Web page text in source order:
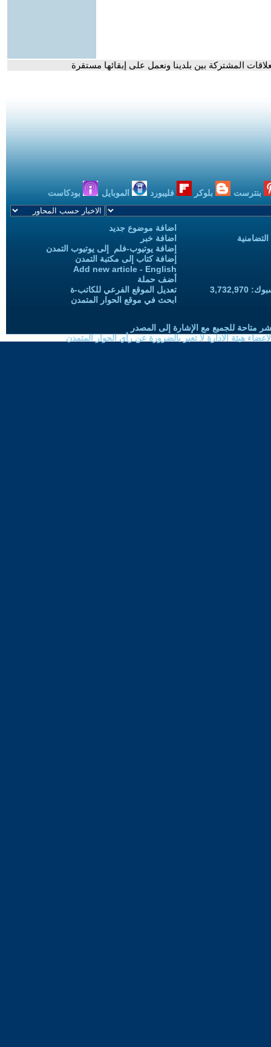
المشتركة بين بلدينا ونعمل على إبقائها مستقرة
بنترست بلوكر فليبورد الموبايل بودكاست
اضافة موضوع جديد
اضافة خبر
إضافة يوتيوب-فلم إلى يوتيوب التمدن
إضافة كتاب إلى مكتبة التمدن
Add new article - English
أضف حملة
تعديل الموقع الفرعي للكاتب-ة
ابحث في موقع الحوار المتمدن
متاحة للجميع مع الإشارة إلى المصدر
هيئة الادارة لا تعبر بالضرورة عن رأي الحوار المتمدن